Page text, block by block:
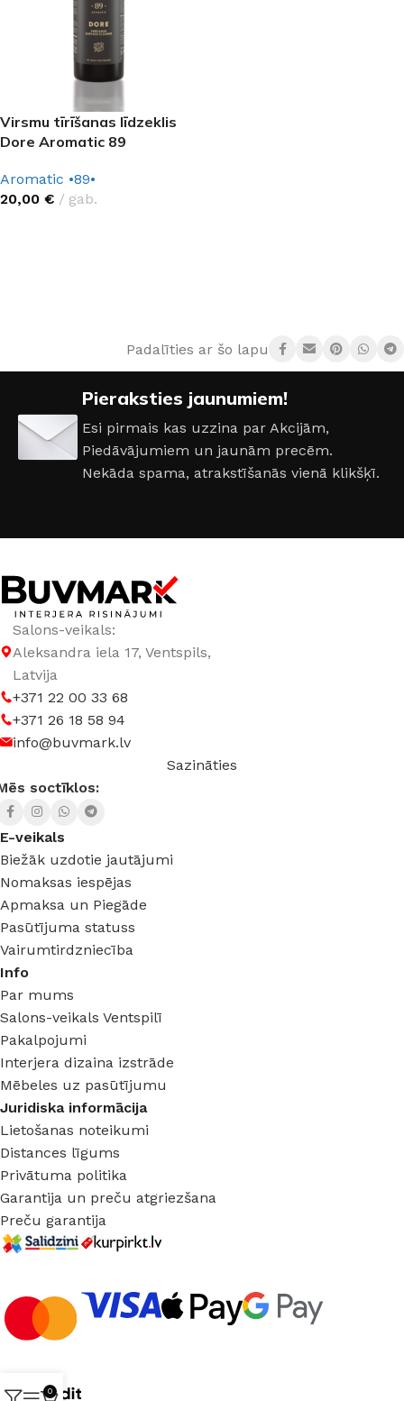
Virsmu tīrīšanas līdzeklis
Dore Aromatic 89
Aromatic •89•
20,00 € gab.
Padalīties ar šo lapu:
Pieraksties jaunumiem!
Esi pirmais kas uzzina par Akcijām,
Piedāvājumiem un jaunām precēm.
Nekāda spama, atrakstīšanās vienā klikšķī.
Salons-veikals:
Aleksandra iela 17, Ventspils,
Latvija
+371 22 00 33 68
+371 26 18 58 94
info@buvmark.lv
Sazināties
soctīklos:
E-veikals
Biežāk uzdotie jautājumi
Nomaksas iespējas
Apmaksa un Piegāde
Pasūtījuma statuss
Vairumtirdzniecība
Info
Par mums
Salons-veikals Ventspilī
Pakalpojumi
Interjera dizaina izstrāde
Mēbeles uz pasūtījumu
Juridiska informācija
Lietošanas noteikumi
Distances līgums
Privātuma politika
Garantija un preču atgriezšana
Preču garantija
0